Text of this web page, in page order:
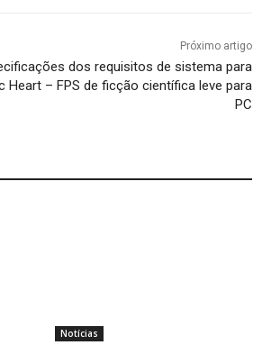
Próximo artigo
dos requisitos de sistema para
Heart – FPS de ficção científica leve para
PC
Notícias